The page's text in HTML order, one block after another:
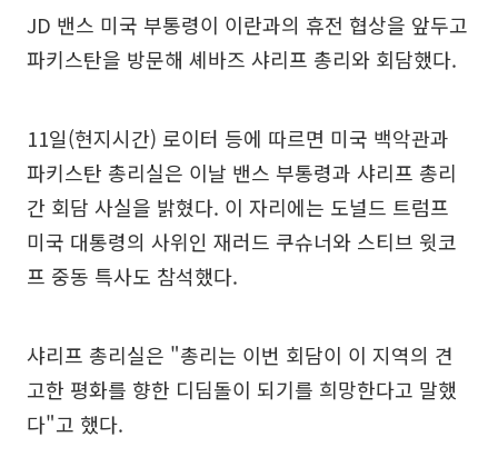
JD 밴스 미국 부통령이 이란과의 휴전 협상을 앞두고
파키스탄을 방문해 셰바즈 샤리프 총리와 회담했다.
11일(현지시간) 로이터 등에 따르면 미국 백악관과
파키스탄 총리실은 이날 밴스 부통령과 샤리프 총리
간 회담 사실을 밝혔다. 이 자리에는 도널드 트럼프
미국 대통령의 사위인 재러드 쿠슈너와 스티브 윗코
프 중동 특사도 참석했다.
샤리프 총리실은 "총리는 이번 회담이 이 지역의 견
고한 평화를 향한 디딤돌이 되기를 희망한다고 말했
다"고 했다.